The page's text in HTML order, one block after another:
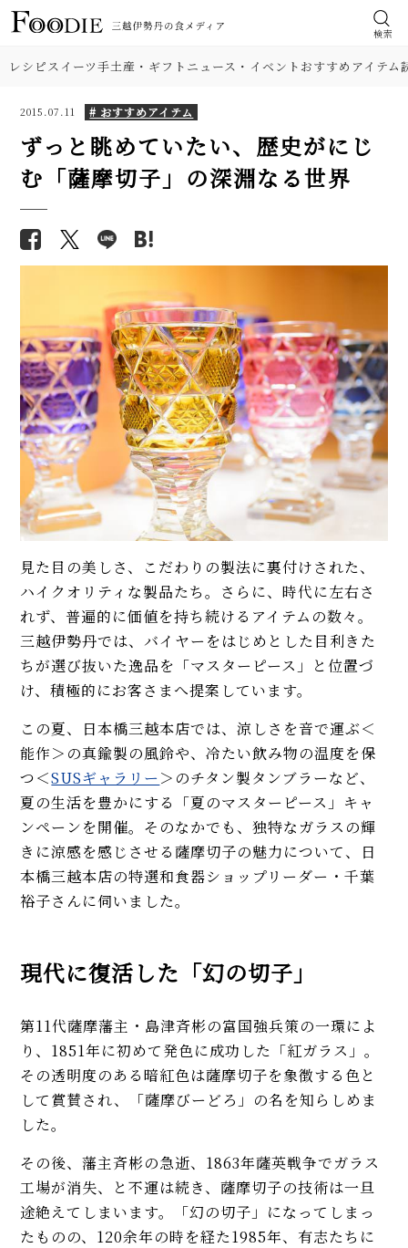
検索
レシピスイーツ手土産・ギフト ニュース・イベントおすすめアイテム
2015.07.11 # おすすめアイテム
ずっと眺めていたい、歴史がにじ
む「薩摩切子」の深淵なる世界
見た目の美しさ、こだわりの製法に裏付けされた、
ハイクオリティな製品たち。さらに、時代に左右さ
れず、普遍的に価値を持ち続けるアイテムの数々。
三越伊勢丹では、バイヤーをはじめとした目利きた
ちが選び抜いた逸品を「マスターピース」と位置づ
け、積極的にお客さまへ提案しています。
この夏、日本橋三越本店では、涼しさを音で運ぶ＜
能作＞の真鍮製の風鈴や、冷たい飲み物の温度を保
つ＜SUSギャラリー＞のチタン製タンブラーなど、
夏の生活を豊かにする「夏のマスターピース」キャ
ンペーンを開催。そのなかでも、独特なガラスの輝
きに涼感を感じさせる薩摩切子の魅力について、日
本橋三越本店の特選和食器ショップリーダー・千葉
裕子さんに伺いました。
現代に復活した「幻の切子」
第11代薩摩藩主・島津斉彬の富国強兵策の一環によ
り、1851年に初めて発色に成功した「紅ガラス」。
その透明度のある暗紅色は薩摩切子を象徴する色と
して賞賛され、「薩摩びーどろ」の名を知らしめま
した。
その後、藩主斉彬の急逝、1863年薩英戦争でガラス
工場が消失、と不運は続き、薩摩切子の技術は一旦
途絶えてしまいます。「幻の切子」になってしまっ
たものの、120余年の時を経た1985年、有志たちに